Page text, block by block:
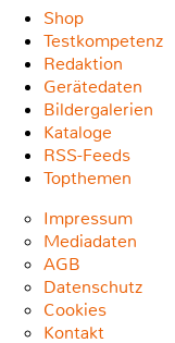
Shop
Testkompetenz
Redaktion
Gerätedaten
Bildergalerien
Kataloge
RSS-Feeds
Topthemen
Impressum
Mediadaten
AGB
Datenschutz
Cookies
Kontakt